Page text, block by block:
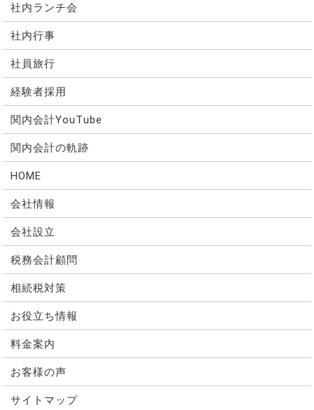
社内ランチ会
社内行事
社員旅行
経験者採用
関内会計YouTube
関内会計の軌跡
HOME
会社情報
会社設立
税務会計顧問
相続税対策
お役立ち情報
料金案内
お客様の声
サイトマップ